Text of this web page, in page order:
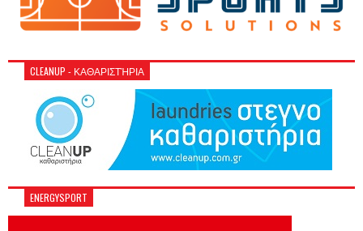
CLEANUP - ΚΑΘΑΡΙΣΤΉΡΙΑ
ENERGYSPORT